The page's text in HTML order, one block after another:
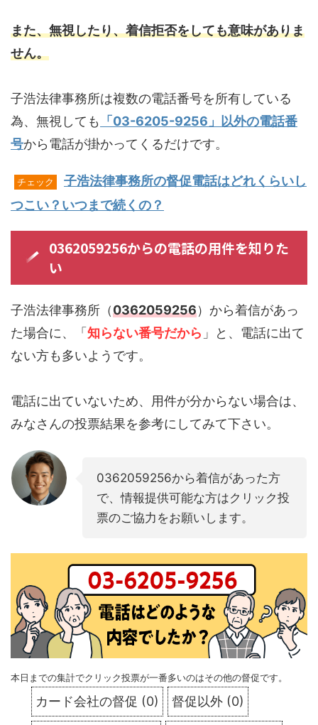
また、無視したり、着信拒否をしても意味がありま
せん。
子浩法律事務所は複数の電話番号を所有している
為、無視しても
「03-6205-9256」以外の電話番
号から電話が掛かってくるだけです。
チェック
子浩法律事務所の督促電話はどれくらいし
つこい？いつまで続くの？
0362059256からの電話の用件を知りた
い
子浩法律事務所（0362059256）から着信があっ
た場合に、「 知らない番号だから 」と、電話に出て
ない方も多いようです。
電話に出ていないため、用件が分からない場合は、
みなさんの投票結果を参考にしてみて下さい。
0362059256から着信があった方
で、情報提供可能な方はクリック投
票のご協力をお願いします。
本日までの集計でクリック投票が一番多いのはその他の督促です。
カード会社の督促 (0) 督促以外 (0)